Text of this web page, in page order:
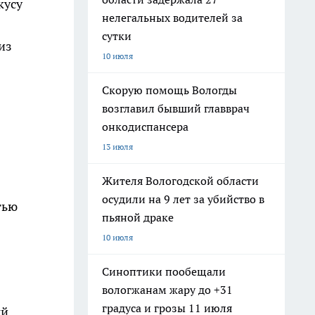
нелегальных водителей за
сутки
10 июля
Скорую помощь Вологды
возглавил бывший главврач
онкодиспансера
13 июля
Жителя Вологодской области
осудили на 9 лет за убийство в
пьяной драке
10 июля
Синоптики пообещали
вологжанам жару до +31
градуса и грозы 11 июля